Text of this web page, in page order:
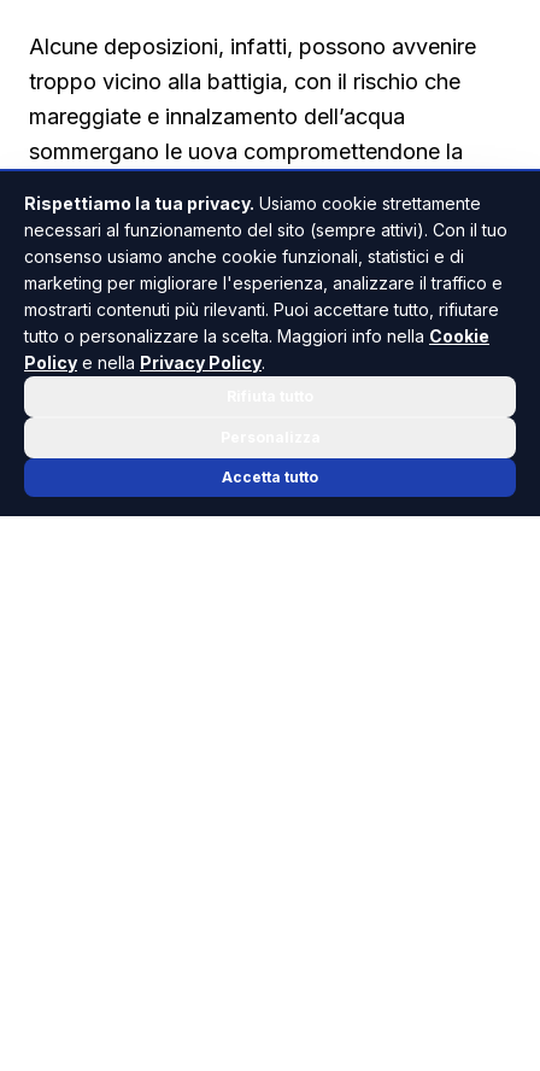
Alcune deposizioni, infatti, possono avvenire
troppo vicino alla battigia, con il rischio che
mareggiate e innalzamento dell’acqua
sommergano le uova compromettendone la
Erosione e ostacoli sulle spiagge
La presenza delle tartarughe Caretta Caretta
strette significano una riduzione degli spazi
disponibili non soltanto per le persone, ma
Rispettiamo la tua privacy. Usiamo cookie strettamente
necessari al funzionamento del sito (sempre attivi). Con il tuo
consenso usiamo anche cookie funzionali, statistici e di
marketing per migliorare l'esperienza, analizzare il traffico e
mostrarti contenuti più rilevanti. Puoi accettare tutto, rifiutare
tutto o personalizzare la scelta. Maggiori info nella Cookie
Policy e nella Privacy Policy.
Accetta tutto